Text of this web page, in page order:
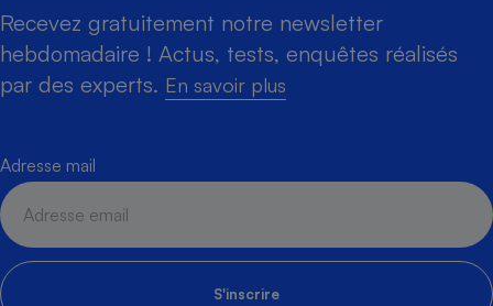
Recevez gratuitement notre newsletter
hebdomadaire ! Actus, tests, enquêtes réalisés
par des experts. En savoir plus
Adresse mail
S'inscrire